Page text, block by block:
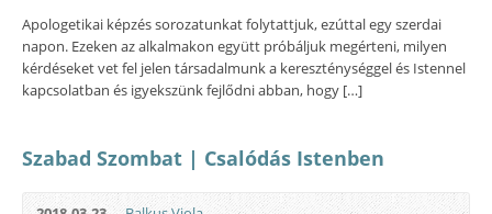
Apologetikai képzés sorozatunkat folytattjuk, ezúttal egy szerdai
napon. Ezeken az alkalmakon együtt próbáljuk megérteni, milyen
kérdéseket vet fel jelen társadalmunk a kereszténységgel és Istennel
kapcsolatban és igyekszünk fejlődni abban, hogy […]
Szabad Szombat | Csalódás Istenben